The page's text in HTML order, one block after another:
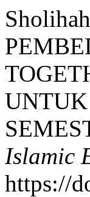
Islamic
https://